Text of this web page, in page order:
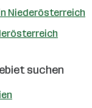
Niederösterreich
suchen